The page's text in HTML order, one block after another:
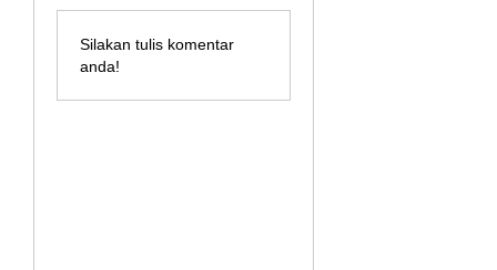
Silakan tulis komentar
anda!